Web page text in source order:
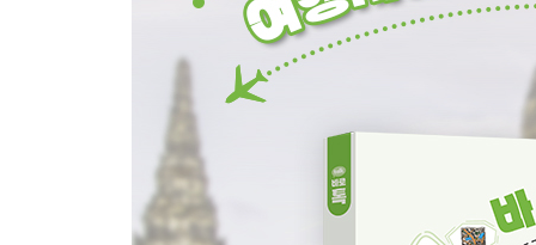
13. 차이나타운 / ~ 모른다
14. 아시아티크 / ~한 적이 있다
15. 롯파이 나이트마켓 / ~할만하다
〈파타야 DAY1〉
16. 눙눅빌리지 / ~ 이해 못하다
17. 황금절벽사원 / ~처럼 보인다
18. 파타야 워터파크 / ~하자